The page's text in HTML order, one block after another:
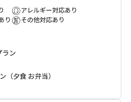
歌山県を5年かけて周り、本宮町を気
プンしたゲストハウスです。
熊野本宮大社」からバスで10分以
う熊野古道小辺路の登山口にも面し
きの両方に好アクセスの立地。
り
アレルギー対応あり
その他対応あり
ラン
（夕食 お弁当）